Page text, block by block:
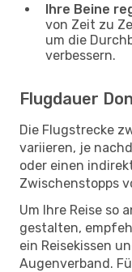
Ihre Beine
von Zeit zu
um die
verbessern.
Flugdauer
Die Flugstrecke
variieren, je
oder einen
Zwischenstopps
Um Ihre Reise so
gestalten,
ein Reisekissen
Augenverband.